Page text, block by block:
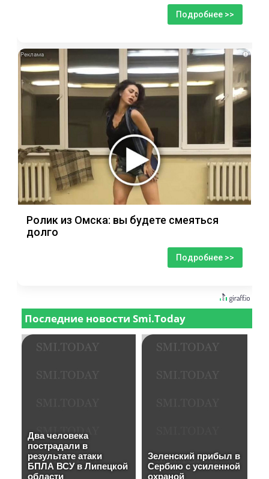
Подробнее >>
i
Ролик из Омска: вы будете смеяться
долго
Подробнее >>